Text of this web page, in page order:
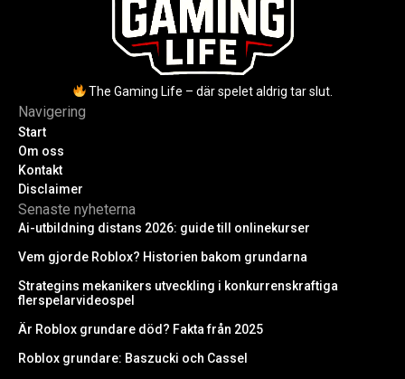
The Gaming Life – där spelet aldrig tar slut.
Navigering
Start
Om oss
Kontakt
Disclaimer
Senaste nyheterna
Ai-utbildning distans 2026: guide till onlinekurser
Vem gjorde Roblox? Historien bakom grundarna
Strategins mekanikers utveckling i konkurrenskraftiga
flerspelarvideospel
Är Roblox grundare död? Fakta från 2025
Roblox grundare: Baszucki och Cassel